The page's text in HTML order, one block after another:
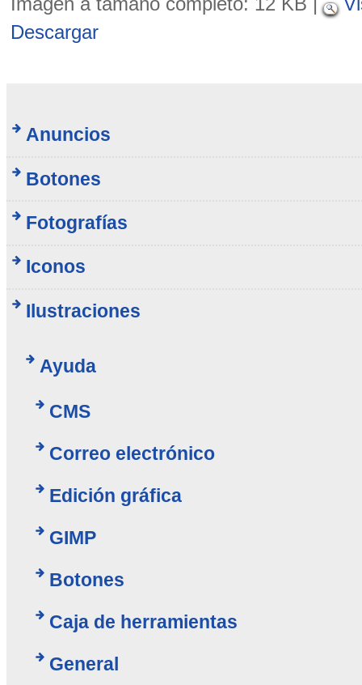
Descargar
Anuncios
Botones
Fotografías
Iconos
Ilustraciones
Ayuda
CMS
Correo electrónico
Edición gráfica
GIMP
Botones
Caja de herramientas
General